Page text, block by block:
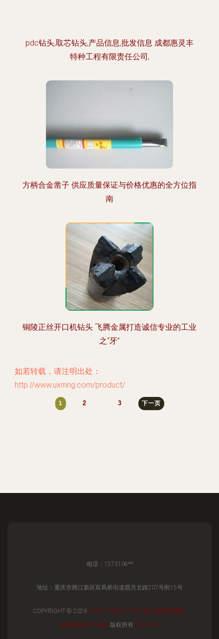
pdc钻头,取芯钻头,产品信息,批发信息 成都惠灵丰
特种工程有限责任公司,
方柄合金凿子 供应质量保证与价格优惠的全方位指
南
铜陵正丝开口机钻头 飞腾金属打造诚信专业的工业
之“牙”
如若转载，请注明出处：
http://www.uxmng.com/product/
1 2 3 下一页
电话：1573108**
地址：重庆市两江新区双凤桥街道观月北路207号附15号
COPYRIGHT © 2026 WWW.UXMNG.COM 钻头 重庆翔源弘
科技有限公司 钻头 版权所有 SITEMAP